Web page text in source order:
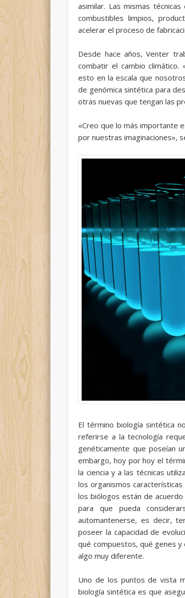
asimilar. Las mismas
combustibles limpios,
acelerar el proceso de
Desde hace años, Venter
combatir el cambio climático.
esto en la escala que
de genómica sintética para
otras nuevas que tengan las
«Creo que lo más importante
por nuestras imaginaciones»,
El términobiología sintética
referirse a la tecnología
genéticamente que poseían
embargo, hoy por hoy el
la ciencia y a las técnicas
los organismos
los biólogos están de
para que pueda
automantenerse, es decir,
poseer la capacidad de
qué compuestos, qué genes
algo muy diferente.
Uno de los puntos de vista
biología sintética es que